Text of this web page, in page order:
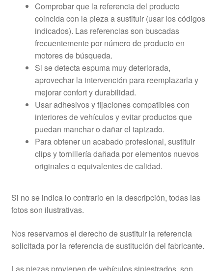
Comprobar que la referencia del producto
coincida con la pieza a sustituir (usar los códigos
indicados). Las referencias son buscadas
frecuentemente por número de producto en
motores de búsqueda.
Si se detecta espuma muy deteriorada,
aprovechar la intervención para reemplazarla y
mejorar confort y durabilidad.
Usar adhesivos y fijaciones compatibles con
interiores de vehículos y evitar productos que
puedan manchar o dañar el tapizado.
Para obtener un acabado profesional, sustituir
clips y tornillería dañada por elementos nuevos
originales o equivalentes de calidad.
Si no se indica lo contrario en la descripción, todas las
fotos son ilustrativas.
Nos reservamos el derecho de sustituir la referencia
solicitada por la referencia de sustitución del fabricante.